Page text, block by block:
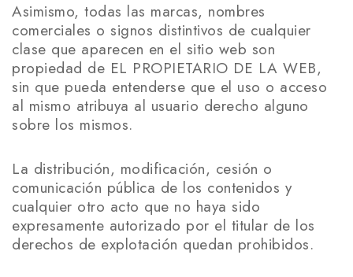
Asimismo, todas las marcas, nombres
comerciales o signos distintivos de cualquier
clase que aparecen en el sitio web son
propiedad de EL PROPIETARIO DE LA WEB,
sin que pueda entenderse que el uso o acceso
al mismo atribuya al usuario derecho alguno
sobre los mismos.
La distribución, modificación, cesión o
comunicación pública de los contenidos y
cualquier otro acto que no haya sido
expresamente autorizado por el titular de los
derechos de explotación quedan prohibidos.